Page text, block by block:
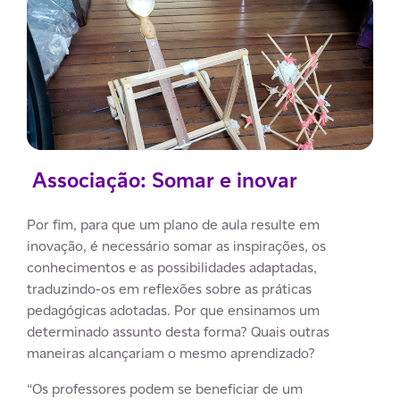
Associação: Somar e inovar
Por fim, para que um plano de aula resulte em
inovação, é necessário somar as inspirações, os
conhecimentos e as possibilidades adaptadas,
traduzindo-os em reflexões sobre as práticas
pedagógicas adotadas. Por que ensinamos um
determinado assunto desta forma? Quais outras
maneiras alcançariam o mesmo aprendizado?
“Os professores podem se beneficiar de um